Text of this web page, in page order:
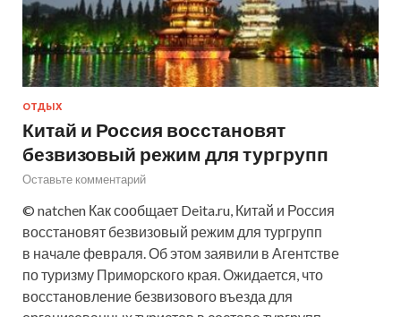
ОТДЫХ
Китай и Россия восстановят
безвизовый режим для тургрупп
Оставьте комментарий
© natchen Как сообщает Deita.ru, Китай и Россия
восстановят безвизовый режим для тургрупп
в начале февраля. Об этом заявили в Агентстве
по туризму Приморского края. Ожидается, что
восстановление безвизового въезда для